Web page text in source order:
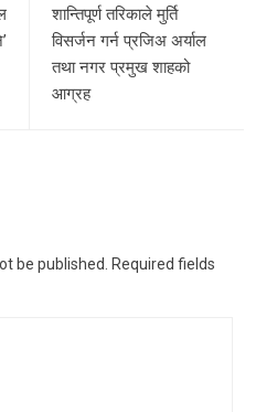
शान्तिपूर्ण तरिकाले मुर्ति
विसर्जन गर्न प्रजिअ अर्याल
तथा नगर प्रमुख शाहको
आग्रह
be published. Required fields